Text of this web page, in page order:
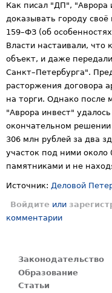
Как писал "ДП", "Аврора
доказывать городу
159–ФЗ (об
Власти настаивали,
объект, и даже
Санкт–Петербурга".
расторжения договора
на торги. Однако после
"Аврора инвест"
окончательном
306 млн рублей за два
участок под ними около
памятниками и не
Источник: Деловой
Войдите или
комментарии
Законодательство
Образование
Статьи